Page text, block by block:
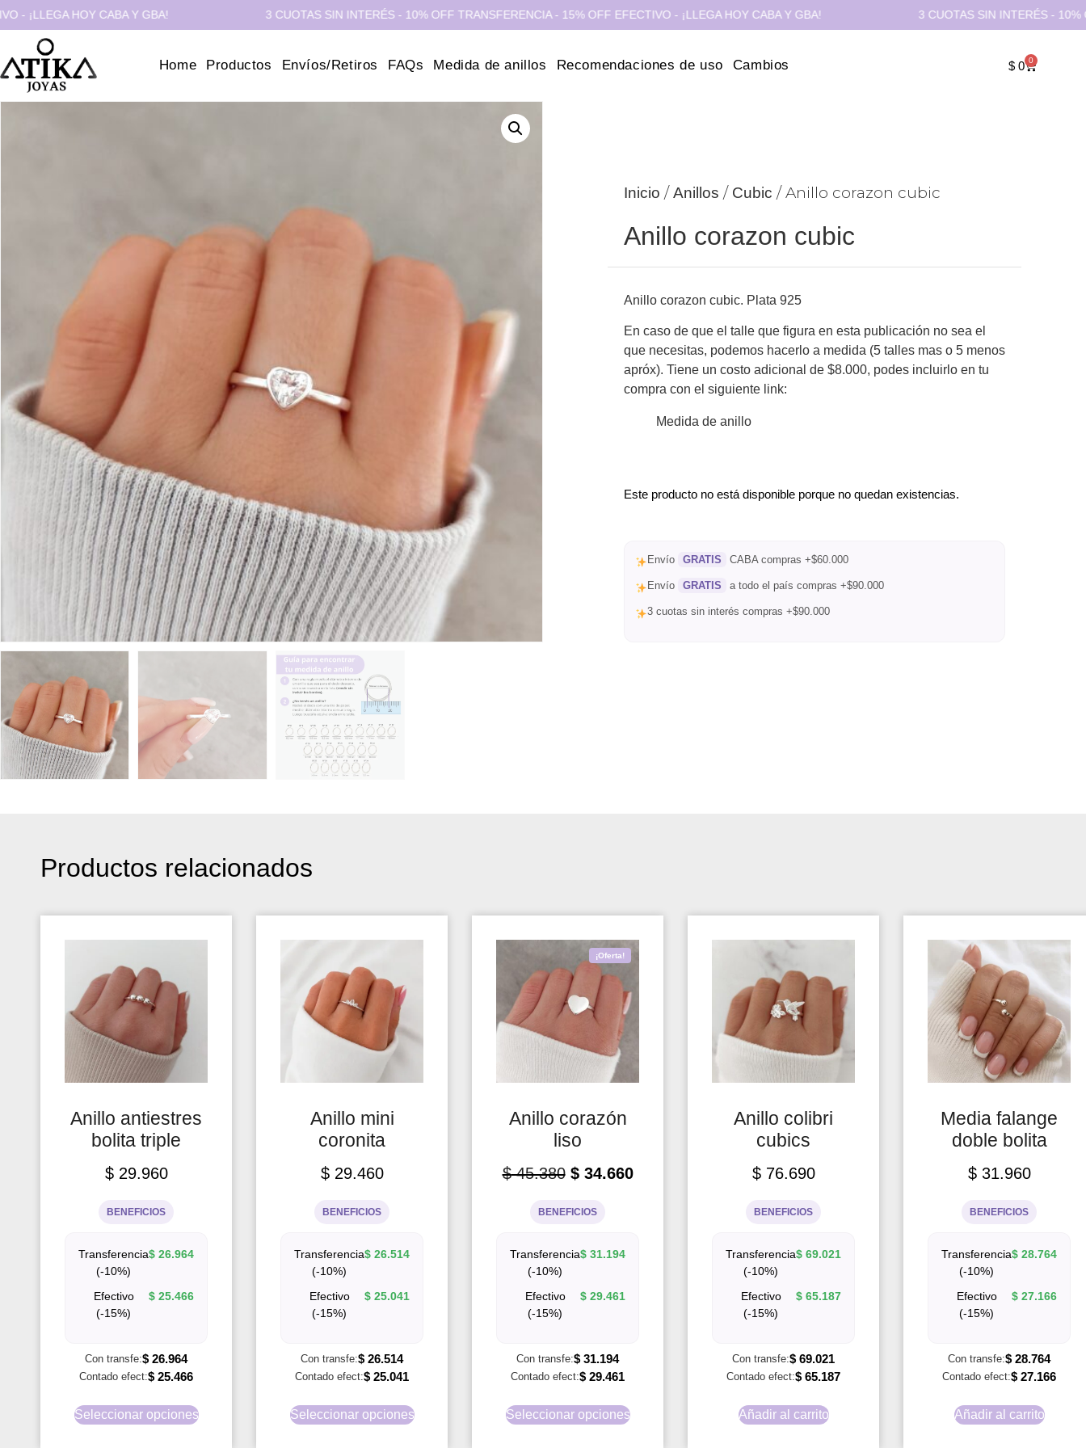
HOY CABA Y GBA! 3 CUOTAS SIN INTERÉS - 10% OFF TRANSFERENCIA - 15% OFF EFECTIVO - ¡LLEGA HOY CABA Y GBA! 3 CUOTAS SIN INTERÉS - 10% OFF
Home Productos Envíos/Retiros FAQs Medida de anillos Recomendaciones de uso Cambios $0 0
Inicio /Anillos / Cubic / Anillo corazon cubic
Anillo corazon cubic
Anillo corazon cubic. Plata 925
En caso de que el talle que figura en esta publicación no sea el
que necesitas, podemos hacerlo a medida (5 talles mas o 5 menos
apróx). Tiene un costo adicional de $8.000, podes incluirlo en tu
compra con el siguiente link:
Medida de anillo
Este producto no está disponible porque no quedan existencias.
Envío GRATIS CABA compras +$60.000
Envío GRATIS a todo el país compras +$90.000
3 cuotas sin interés compras +$90.000
Productos relacionados
Anillo antiestres
bolita triple
$29.960
BENEFICIOS
Transferencia
(-10%)
$ 26.964
Efectivo
(-15%)
$ 25.466
Con transfe:$ 26.964
Contado efect:$ 25.466
Seleccionar opciones
Anillo mini
coronita
$29.460
BENEFICIOS
Transferencia
(-10%)
$ 26.514
Efectivo
(-15%)
$ 25.041
Con transfe:$ 26.514
Contado efect:$ 25.041
Seleccionar opciones
¡Oferta!
Anillo corazón
liso
$45.380 $34.660
BENEFICIOS
Transferencia
(-10%)
$ 31.194
Efectivo
(-15%)
$ 29.461
Con transfe:$ 31.194
Contado efect:$ 29.461
Seleccionar opciones
Anillo colibri
cubics
$76.690
BENEFICIOS
Transferencia
(-10%)
$ 69.021
Efectivo
(-15%)
$ 65.187
Con transfe:$ 69.021
Contado efect:$ 65.187
Añadir al carrito
Media falange
doble bolita
$31.960
BENEFICIOS
Transferencia
(-10%)
$ 28.764
Efectivo
(-15%)
$ 27.166
Con transfe:$ 28.764
Contado efect:$ 27.166
Añadir al carrito